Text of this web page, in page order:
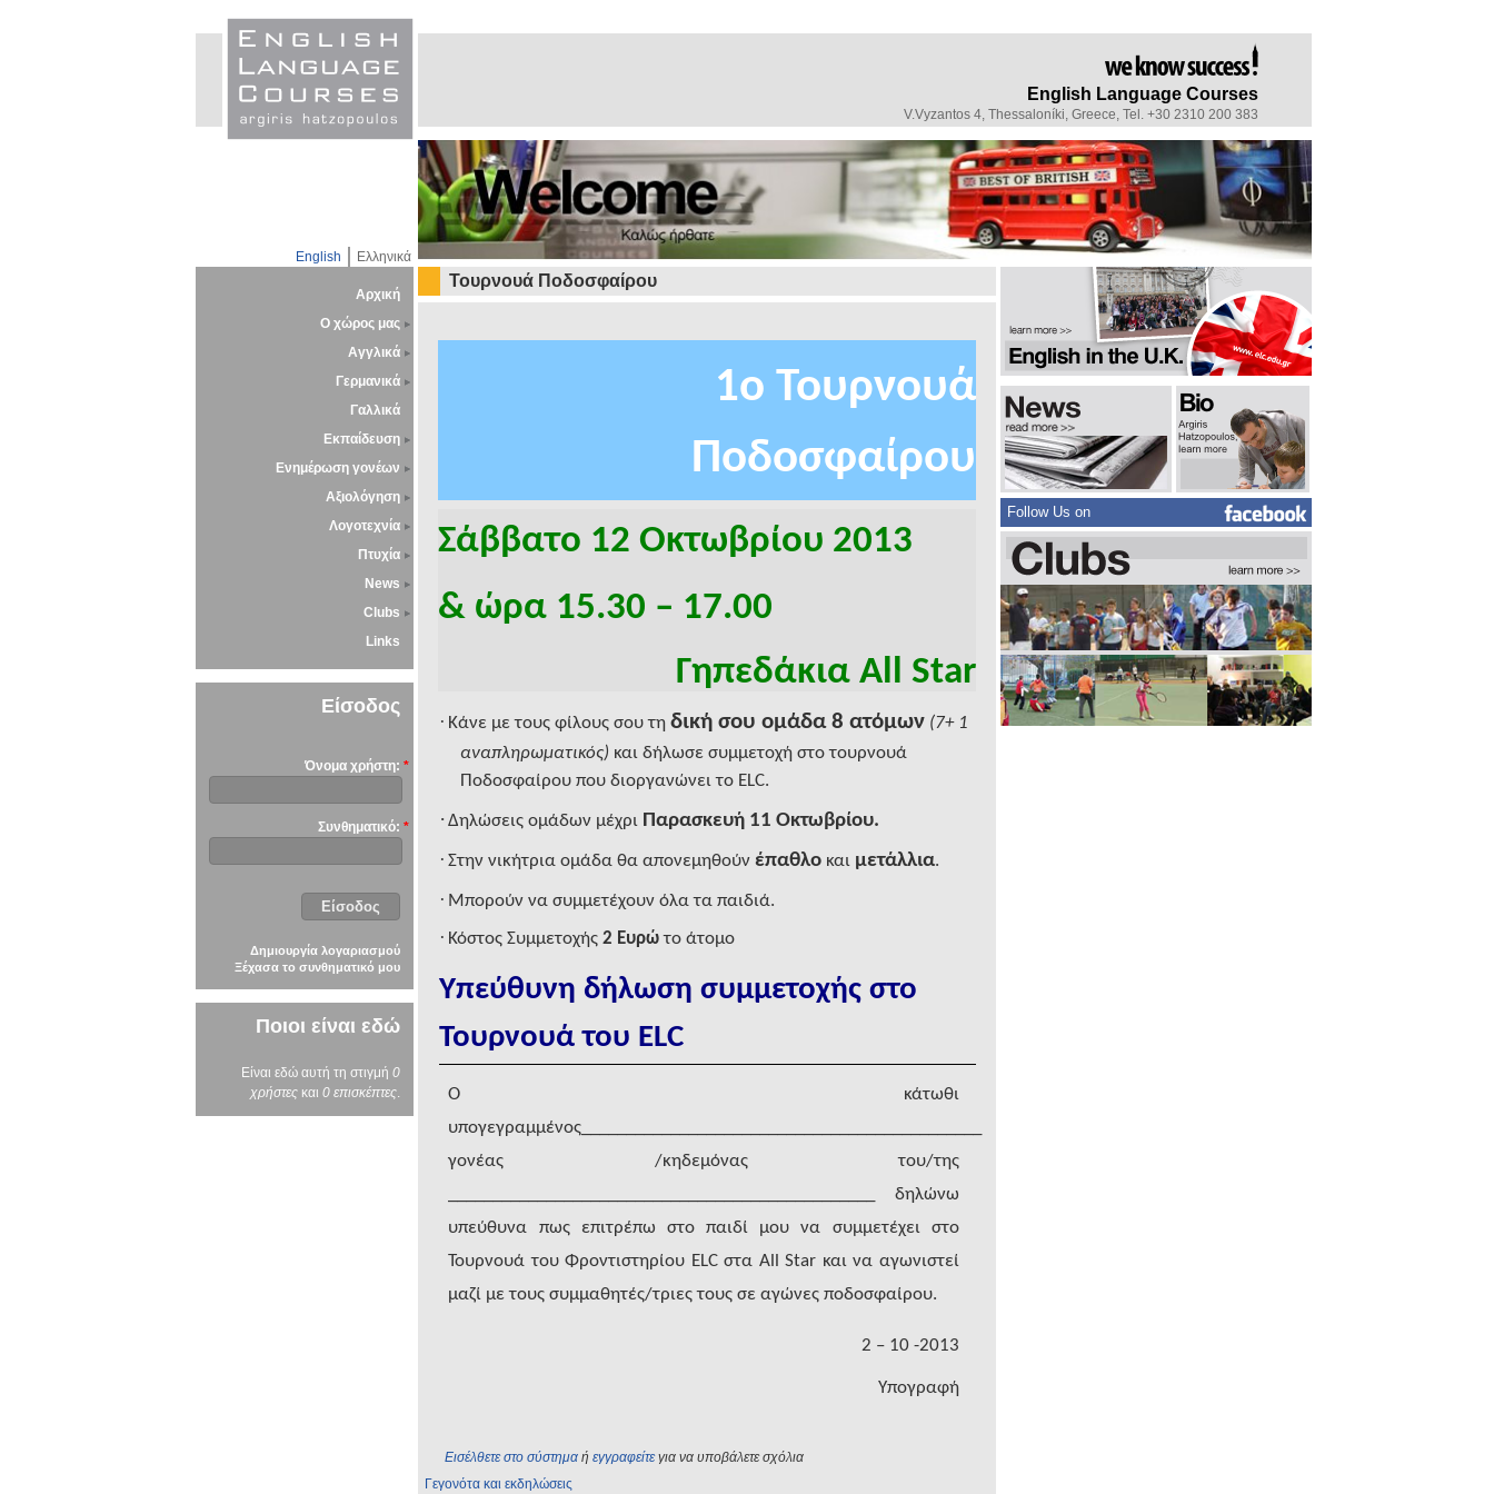
English Ελληνικά
English Language Courses
V.Vyzantos 4, Thessaloníki, Greece, Tel. +30 2310 200 383
Αρχική
Ο χώρος μας
Αγγλικά
Γερμανικά
Γαλλικά
Εκπαίδευση
Ενημέρωση γονέων
Αξιολόγηση
Λογοτεχνία
Πτυχία
News
Clubs
Links
Είσοδος
Όνομα χρήστη: *
Συνθηματικό: *
Δημιουργία λογαριασμού
Ξέχασα το συνθηματικό μου
Ποιοι είναι εδώ
Είναι εδώ αυτή τη στιγμή 0
χρήστες και 0 επισκέπτες
Τουρνουά Ποδοσφαίρου
1o Τουρνουά
Ποδοσφαίρου
Σάββατο 12 Οκτωβρίου 2013
& ώρα 15.30 – 17.00
Γηπεδάκια All Star
· Κάνε με τους φίλους σου τη δική σου ομάδα 8 ατόμων (7+ 1
αναπληρωματικός) και δήλωσε συμμετοχή στο τουρνουά
Ποδοσφαίρου που διοργανώνει το ELC.
· Δηλώσεις ομάδων μέχρι Παρασκευή 11 Οκτωβρίου.
· Στην νικήτρια ομάδα θα απονεμηθούν έπαθλο και μετάλλια.
· Mπορούν να συμμετέχουν όλα τα παιδιά.
· Κόστος Συμμετοχής 2 Ευρώτο άτομο
Υπεύθυνη δήλωση συμμετοχής στο
Τουρνουά του ELC
Ο κάτωθι
υπογεγραμμένος_____________________________________________
γονέας /κηδεμόνας του/της
________________________________________________ δηλώνω
υπεύθυνα πως επιτρέπω στο παιδί μου να συμμετέχει στο
Τουρνουά του Φροντιστηρίου ELC στα All Star και να αγωνιστεί
μαζί με τους συμμαθητές/τριες τους σε αγώνες ποδοσφαίρου.
2 – 10 -2013
Υπογραφή
Εισέλθετε στο σύστημα ή εγγραφείτεγια να υποβάλετε σχόλια
Γεγονότα και εκδηλώσεις
Follow Us on